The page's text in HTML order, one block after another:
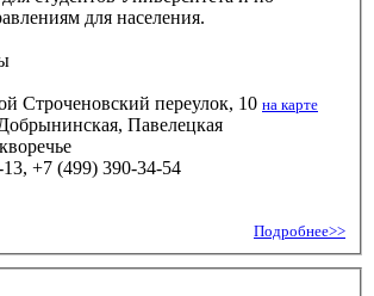
для населения.
Строченовский переулок, 10 на карте
Павелецкая
+7 (499) 390-34-54
Подробнее>>